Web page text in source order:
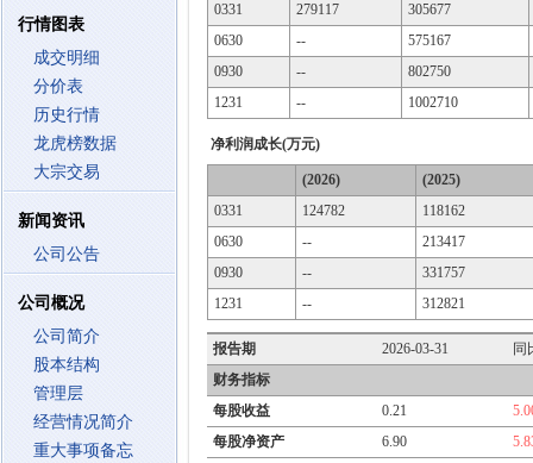
行情图表
成交明细
分价表
历史行情
龙虎榜数据
大宗交易
新闻资讯
公司公告
公司概况
公司简介
股本结构
管理层
经营情况简介
重大事项备忘
0331
279117
305677
0630
--
575167
0930
--
802750
1231
-- 1002710
净利润成长(万元)
(2026)
(2025)
0331
124782
118162
0630
--
213417
0930
--
331757
1231
-- 312821
报告期 2026-03-31
同
财务指标
每股收益
0.21
每股净资产
6.90